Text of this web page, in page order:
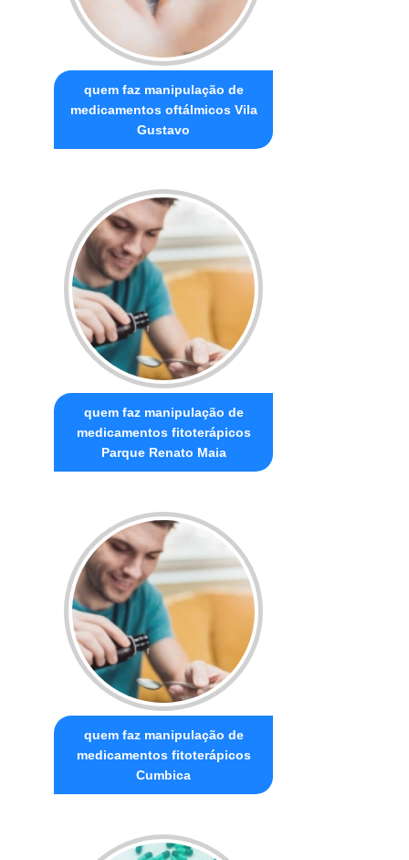
quem faz manipulação de
medicamentos oftálmicos Vila
Gustavo
quem faz manipulação de
medicamentos fitoterápicos
Parque Renato Maia
quem faz manipulação de
medicamentos fitoterápicos
Cumbica